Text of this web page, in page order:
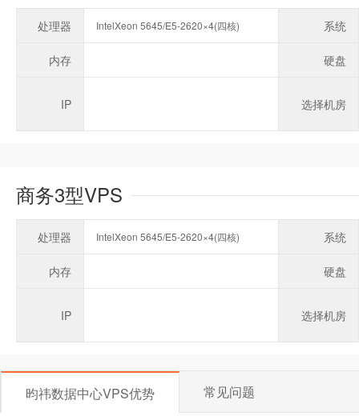
处理器 IntelXeon 5645/E5-2620×4(四核) 系统
内存 硬盘
IP 选择机房
商务3型VPS
处理器 IntelXeon 5645/E5-2620×4(四核) 系统
内存 硬盘
IP 选择机房
昀祎数据中心VPS优势 常见问题